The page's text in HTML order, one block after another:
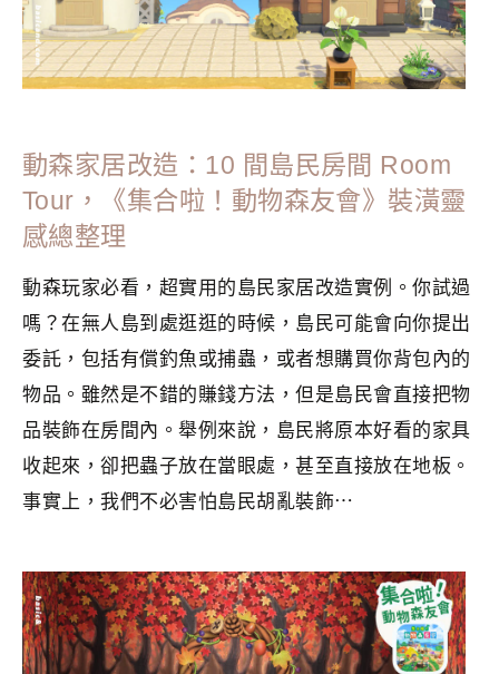
動森家居改造：10 間島民房間 Room
Tour，《集合啦！動物森友會》裝潢靈
感總整理
動森玩家必看，超實用的島民家居改造實例。你試過
嗎？在無人島到處逛逛的時候，島民可能會向你提出
委託，包括有償釣魚或捕蟲，或者想購買你背包內的
物品。雖然是不錯的賺錢方法，但是島民會直接把物
品裝飾在房間內。舉例來說，島民將原本好看的家具
收起來，卻把蟲子放在當眼處，甚至直接放在地板。
事實上，我們不必害怕島民胡亂裝飾⋯
分類：GAME |標籤：ACNH,Nintendo,Nintendo Switch,動
森,動森情報,動森改島 ,動森攻略,集合啦動物森友會